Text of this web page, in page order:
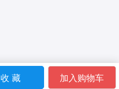
收 藏 加入购物车